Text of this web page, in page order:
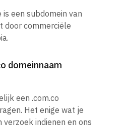
is een subdomein van
door commerciële
domeinnaam
een .com.co
Het enige wat je
verzoek indienen en ons